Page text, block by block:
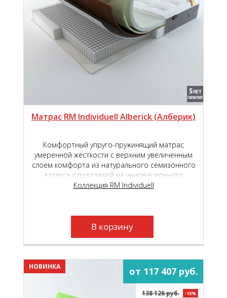
Матрас RM Individuell Alberick (Aлберик)
Комфортный упруго-пружинящий матрас
умеренной жёсткости с верхним увеличенным
слоем комфорта из натурального семизонного
латекса с подложкой из инновационного
наполнителя TIGER touch ®.
Коллекция RM Individuell
В корзину
НОВИНКА от 117 407 руб.
138 126 руб. -15%